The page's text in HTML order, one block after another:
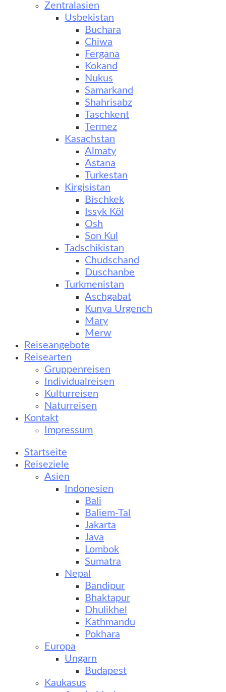
Zentralasien
Usbekistan
Buchara
Chiwa
Fergana
Kokand
Nukus
Samarkand
Shahrisabz
Taschkent
Termez
Kasachstan
Almaty
Astana
Turkestan
Kirgisistan
Bischkek
Issyk Köl
Osh
Son Kul
Tadschikistan
Chudschand
Duschanbe
Turkmenistan
Aschgabat
Kunya Urgench
Mary
Merw
Reiseangebote
Reisearten
Gruppenreisen
Individualreisen
Kulturreisen
Naturreisen
Kontakt
Impressum
Startseite
Reiseziele
Asien
Indonesien
Bali
Baliem-Tal
Jakarta
Java
Lombok
Sumatra
Nepal
Bandipur
Bhaktapur
Dhulikhel
Kathmandu
Pokhara
Europa
Ungarn
Budapest
Kaukasus